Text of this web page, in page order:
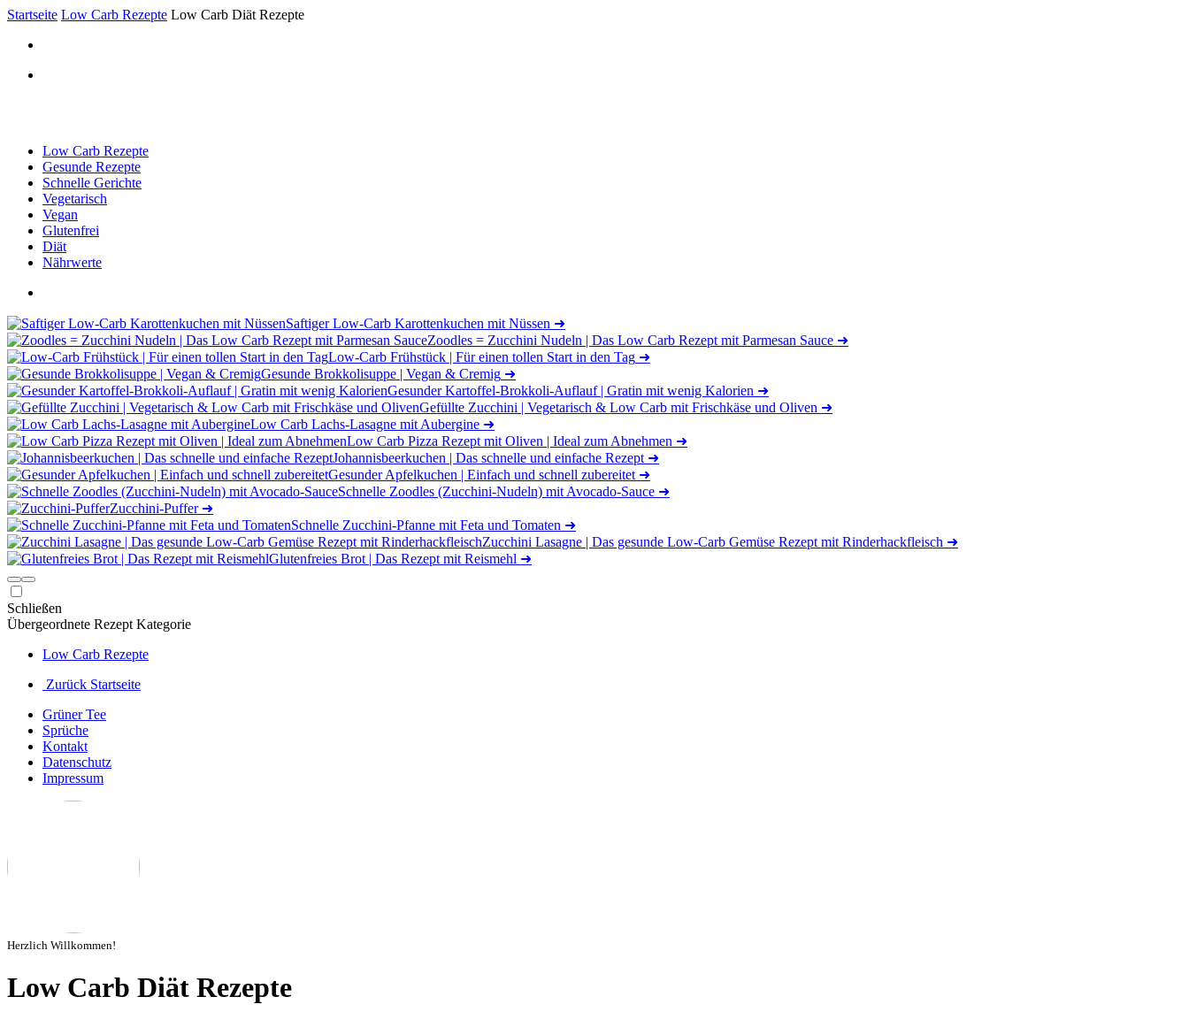
Startseite Low Carb Rezepte Low Carb Diät Rezepte
Low Carb Rezepte
Gesunde Rezepte
Schnelle Gerichte
Vegetarisch
Vegan
Glutenfrei
Diät
Nährwerte
Saftiger Low-Carb Karottenkuchen mit Nüssen ➜
Zoodles = Zucchini Nudeln | Das Low Carb Rezept mit Parmesan Sauce ➜
Low-Carb Frühstück | Für einen tollen Start in den Tag ➜
Gesunde Brokkolisuppe | Vegan & Cremig ➜
Gesunder Kartoffel-Brokkoli-Auflauf | Gratin mit wenig Kalorien ➜
Gefüllte Zucchini | Vegetarisch & Low Carb mit Frischkäse und Oliven ➜
Low Carb Lachs-Lasagne mit Aubergine ➜
Low Carb Pizza Rezept mit Oliven | Ideal zum Abnehmen ➜
Johannisbeerkuchen | Das schnelle und einfache Rezept ➜
Gesunder Apfelkuchen | Einfach und schnell zubereitet ➜
Schnelle Zoodles (Zucchini-Nudeln) mit Avocado-Sauce ➜
Zucchini-Puffer➜
Schnelle Zucchini-Pfanne mit Feta und Tomaten ➜
Zucchini Lasagne | Das gesunde Low-Carb Gemüse Rezept mit Rinderhackfleisch ➜
Glutenfreies Brot | Das Rezept mit Reismehl ➜
Schließen
Übergeordnete Rezept Kategorie
Low Carb Rezepte
Zurück Startseite
Grüner Tee
Sprüche
Kontakt
Datenschutz
Impressum
Herzlich Willkommen!
Low Carb Diät Rezepte